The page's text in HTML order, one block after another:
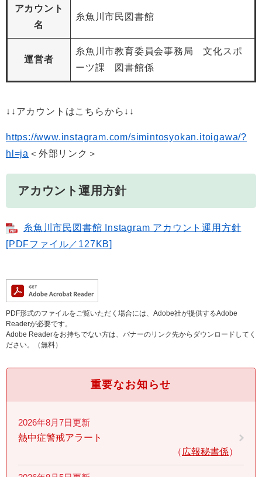
アカウント
名
糸魚川市民図書館
運営者
糸魚川市教育委員会事務局 文化スポ
ーツ課 図書館係
↓↓アカウントはこちらから↓↓
https://www.instagram.com/simintosyokan.itoigawa/?
hl=ja ＜外部リンク＞
アカウント運用方針
糸魚川市民図書館 Instagram アカウント運用方針
[PDFファイル／127KB]
PDF形式のファイルをご覧いただく場合には、Adobe社が提供するAdobe
Readerが必要です。
Adobe Readerをお持ちでない方は、バナーのリンク先からダウンロードしてく
ださい。（無料）
重要なお知らせ
2026年8月7日更新
熱中症警戒アラート
広報秘書係